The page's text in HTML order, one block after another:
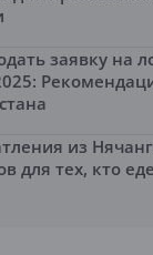
заявку на
из
для тех, кто